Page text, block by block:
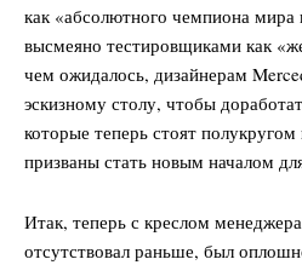
как «абсолютного чемпиона
высмеяно тестировщиками как
чем ожидалось, дизайнерам
эскизному столу, чтобы
которые теперь стоят
призваны стать новым началом
Итак, теперь с креслом
отсутствовал раньше, был